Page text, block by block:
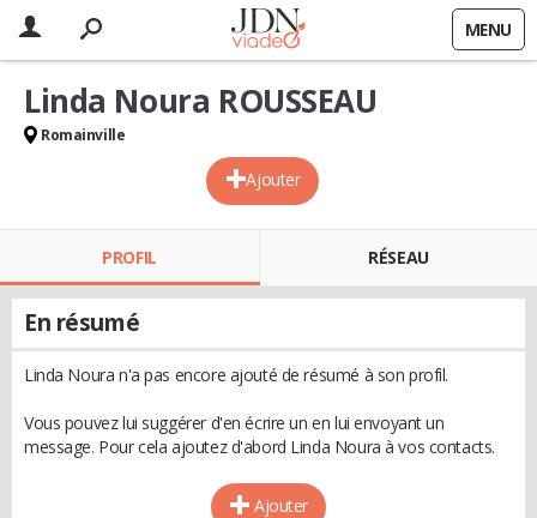
MENU
Ajouter
Linda Noura ROUSSEAU
Romainville
PROFIL RÉSEAU
En résumé
Linda Noura n'a pas encore ajouté de résumé à son profil.
Vous pouvez lui suggérer d'en écrire un en lui envoyant un
message. Pour cela ajoutez d'abord Linda Noura à vos contacts.
Ajouter